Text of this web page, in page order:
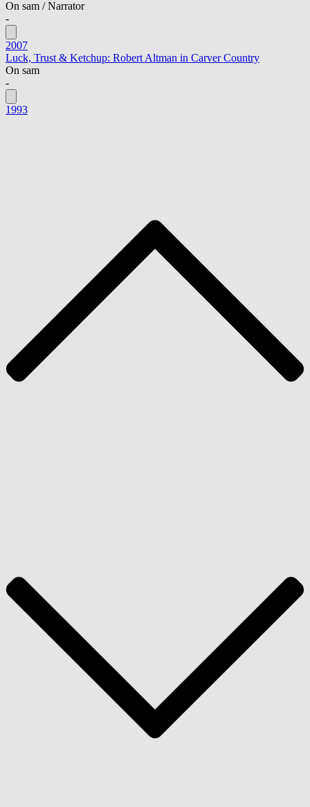
On sam / Narrator
-
2007
Luck, Trust & Ketchup: Robert Altman in Carver Country
On sam
-
1993